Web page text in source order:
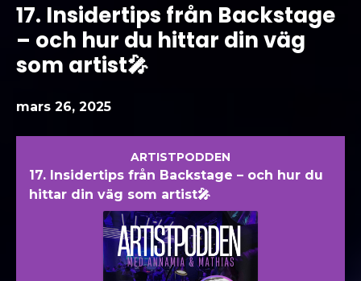
17. Insidertips från Backstage
– och hur du hittar din väg
som artist🎤
mars 26, 2025